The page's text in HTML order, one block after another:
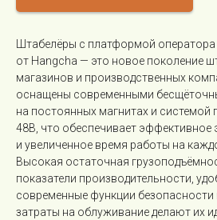
Штабелёры с платформой оператора
от Hangcha — это новое поколение
магазинов и производственных
оснащены современными
на постоянных магнитах и системой
48В, что обеспечивает эффективное
и увеличенное время работы на
Высокая остаточная
показатели производительности,
современные функции
затраты на облуживание делают их